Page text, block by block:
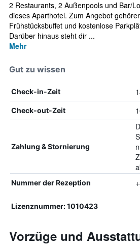
2 Restaurants, 2 Außenpools und Bar/
dieses Aparthotel. Zum Angebot
Frühstücksbuffet und kostenlose
Darüber hinaus steht dir ...
Mehr
Gut zu wissen
Check-in-Zeit
Check-out-Zeit
Zahlung & Stornierung
Nummer der Rezeption
Lizenznummer: 1010423
Vorzüge und